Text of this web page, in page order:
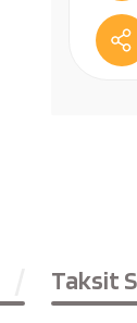
Taksit